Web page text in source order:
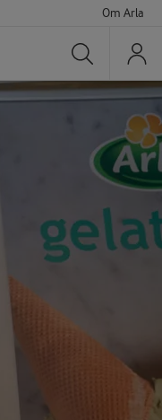
Om Arla
Sök